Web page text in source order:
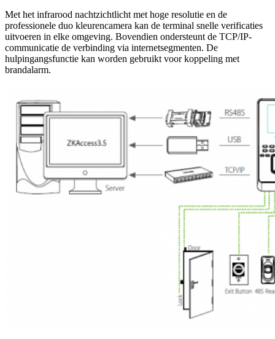
Met het infrarood nachtzichtlicht met hoge resolutie en de
professionele duo kleurencamera kan de terminal snelle verificaties
uitvoeren in elke omgeving. Bovendien ondersteunt de TCP/IP-
communicatie de verbinding via internetsegmenten. De
hulpingangsfunctie kan worden gebruikt voor koppeling met
brandalarm.